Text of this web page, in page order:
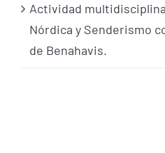
Actividad
Nórdica y Senderismo
de Benahavis.